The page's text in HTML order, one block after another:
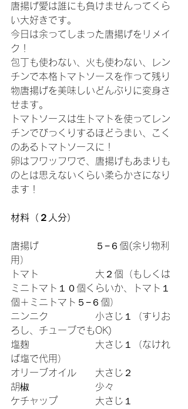
唐揚げ愛は誰にも負けませんってくら
い大好きです。
今日は余ってしまった唐揚げをリメイ
ク！
包丁も使わない、火も使わない、レン
チンで本格トマトソースを作って残り
物唐揚げを美味しいどんぶりに変身さ
せます。
トマトソースは生トマトを使ってレン
チンでびっくりするほどうまい、こく
のあるトマトソースに！
卵はフワッフワで、唐揚げもあまりも
のとは思えないくらい柔らかさになり
ます！
材料（２人分）
唐揚げ　　　　　　５−６個(余り物利
用）
トマト　　　　　　大２個（もしくは
ミニトマト１０個くらいか、トマト１
個＋ミニトマト５−６個）
ニンニク　　　　　小さじ１（すりお
ろし、チューブでもOK)
塩麹　　　　　　　大さじ１（なけれ
ば塩で代用）
オリーブオイル　　大さじ２
胡椒　　　　　　　少々
ケチャップ　　　　大さじ１